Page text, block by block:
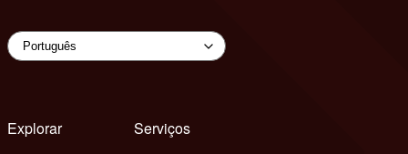
Explorar
Serviços